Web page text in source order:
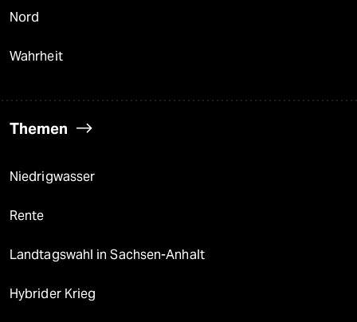
Nord
Wahrheit
Themen
Niedrigwasser
Rente
Landtagswahl in Sachsen-Anhalt
Hybrider Krieg